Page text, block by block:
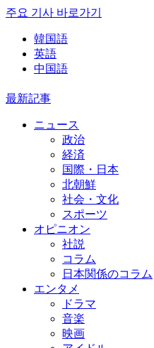
주요 기사 바로가기
韓国語
英語
中国語
最新記事
ニュース
政治
経済
国際・日本
北朝鮮
社会・文化
スポーツ
オピニオン
社説
コラム
日本関係のコラム
エンタメ
ドラマ
音楽
映画